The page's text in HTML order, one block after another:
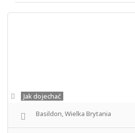
Jak dojechać
Basildon, Wielka Brytania